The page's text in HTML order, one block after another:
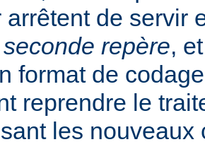
arrêtent de servir
seconde repère,
format de
reprendre le
les nouveaux